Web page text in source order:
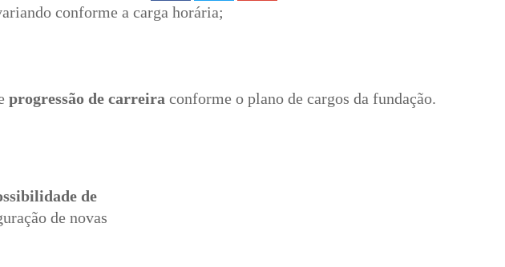
conforme a carga horária;
progressão de carreira conforme o plano de cargos da fundação.
de
de novas